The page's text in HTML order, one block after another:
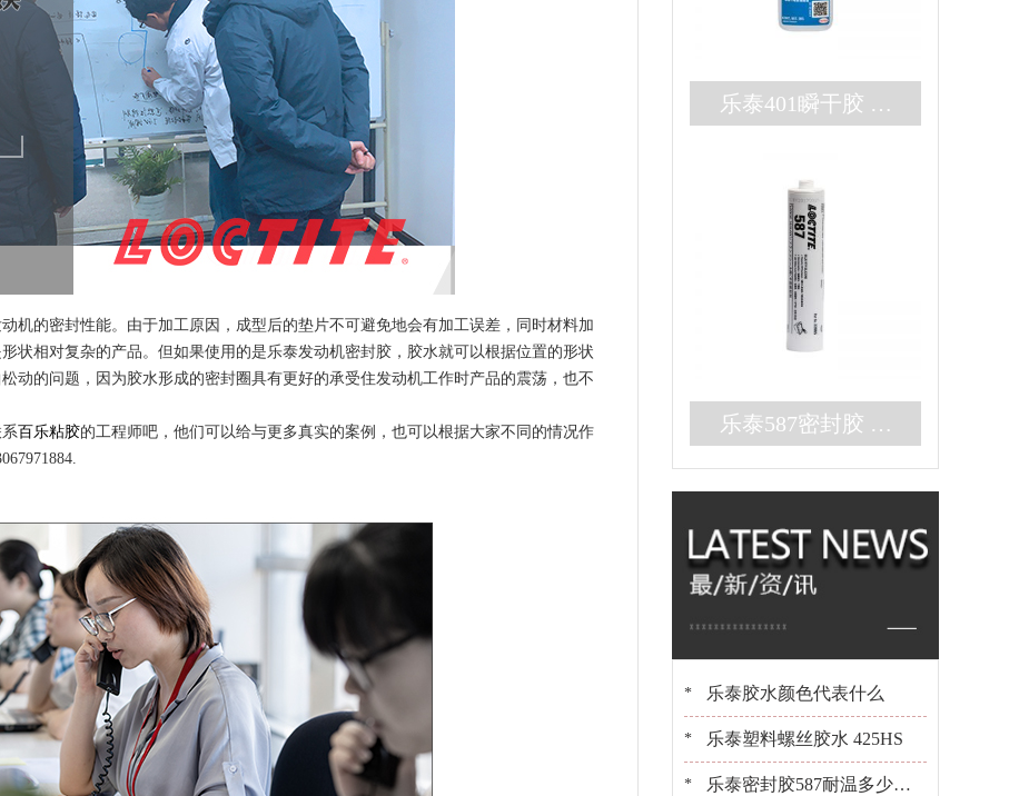
机的密封性能。由于加工原因，成型后的垫片不可避免地会有加工误差，同时材料加
状相对复杂的产品。但如果使用的是乐泰发动机密封胶，胶水就可以根据位置的形状
动的问题，因为胶水形成的密封圈具有更好的承受住发动机工作时产品的震荡，也不
百乐粘胶的工程师吧，他们可以给与更多真实的案例，也可以根据大家不同的情况作
乐泰401瞬干胶 无
干胶 百乐粘胶现货
秒发
乐泰587密封胶 高
强度大间隙RTV硅
现货
* 乐泰胶水颜色代表什么
* 乐泰塑料螺丝胶水 425HS
* 乐泰密封胶587耐温多少？1